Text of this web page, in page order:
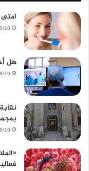
2026/08/
هل
2026/08/
بمجموع 50%.. وتخاطب
2026/08/